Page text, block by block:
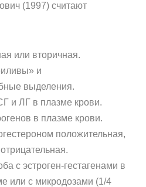
(1997) считают
или вторичная.
и
выде­ления.
и ЛГ в плазме крови.
в плазме крови.
положительная,
с эстроген-гестагенами в
или с микродозами (1/4